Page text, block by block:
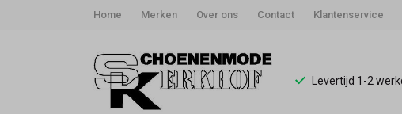
Home Merken Over ons Contact Klantenservice
Levertijd 1-2